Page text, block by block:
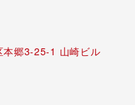
本郷3-25-1 山崎ビル